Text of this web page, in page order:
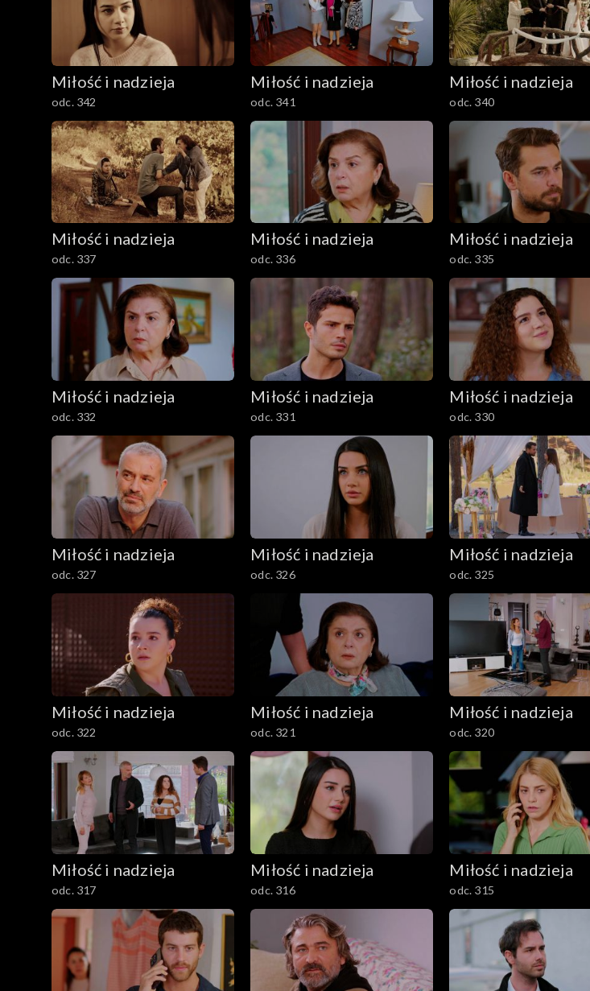
Miłość i nadzieja
odc. 342
Miłość i nadzieja
odc. 341
Miłość i nadzieja
odc. 340
Miłość i nadzieja
odc. 337
Miłość i nadzieja
odc. 336
Miłość i nadzieja
odc. 335
Miłość i nadzieja
odc. 332
Miłość i nadzieja
odc. 331
Miłość i nadzieja
odc. 330
Miłość i nadzieja
odc. 327
Miłość i nadzieja
odc. 326
Miłość i nadzieja
odc. 325
Miłość i nadzieja
odc. 322
Miłość i nadzieja
odc. 321
Miłość i nadzieja
odc. 320
Miłość i nadzieja
odc. 317
Miłość i nadzieja
odc. 316
Miłość i nadzieja
odc. 315